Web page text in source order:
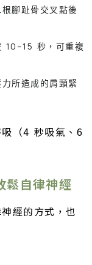
腳趾骨交叉點後
10–15 秒，可重複
所造成的肩頸緊
（4 秒吸氣、6
鬆自律神經
經的方式，也